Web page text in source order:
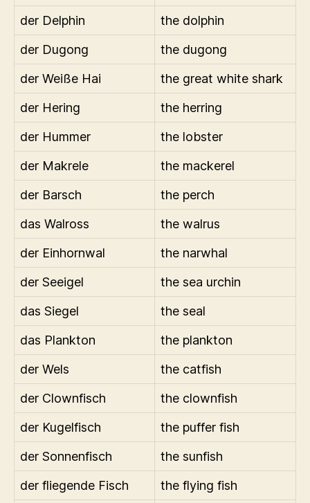
der Delphin
the dolphin
der Dugong
the dugong
der Weiße Hai
the great white shark
der Hering
the herring
der Hummer
the lobster
der Makrele
the mackerel
der Barsch
the perch
das Walross
the walrus
der Einhornwal
the narwhal
der Seeigel
the sea urchin
das Siegel
the seal
das Plankton
the plankton
der Wels
the catfish
der Clownfisch
the clownfish
der Kugelfisch
the puffer fish
der Sonnenfisch
the sunfish
der fliegende Fisch
the flying fish